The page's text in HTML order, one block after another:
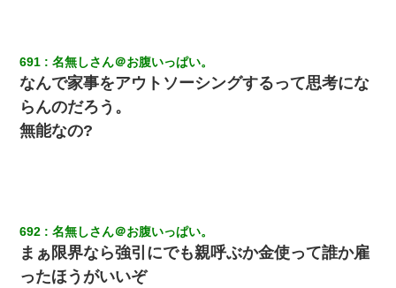
691 名無しさん＠お腹いっぱい。
なんで家事をアウトソーシングするって思考にな
らんのだろう。
無能なの?
692 名無しさん＠お腹いっぱい。
まぁ限界なら強引にでも親呼ぶか金使って誰か雇
ったほうがいいぞ